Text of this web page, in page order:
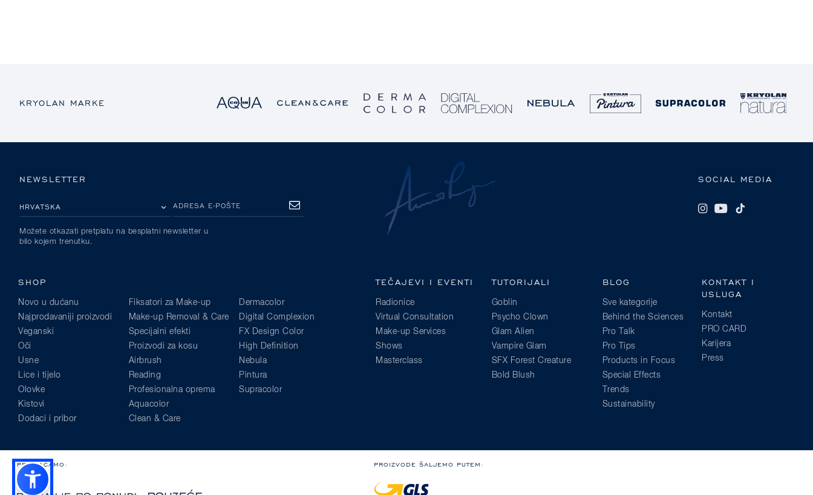
KRYOLAN MARKE
SOCIAL MEDIA
NEWSLETTER
ADRESA E-POŠTE
PRETPLATA
Možete otkazati pretplatu na besplatni newsletter u
bilo kojem trenutku.
SHOP
Novo u dućanu
Najprodavaniji proizvodi
Veganski
Oči
Usne
Lice i tijelo
Olovke
Kistovi
Dodaci i pribor
Fiksatori za Make-up
Make-up Removal & Care
Specijalni efekti
Proizvodi za kosu
Airbrush
Reading
Profesionalna oprema
Aquacolor
Clean & Care
Dermacolor
Digital Complexion
FX Design Color
High Definition
Nebula
Pintura
Supracolor
TEČAJEVI I EVENTI
Radionice
Virtual Consultation
Make-up Services
Shows
Masterclass
TUTORIJALI
Goblin
Psycho Clown
Glam Alien
Vampire Glam
SFX Forest Creature
Bold Blush
BLOG
Sve kategorije
Behind the Sciences
Pro Talk
Pro Tips
Products in Focus
Special Effects
Trends
Sustainability
KONTAKT I
USLUGA
Kontakt
PRO CARD
Karijera
Press
PRIHVAĆAMO: PROIZVODE ŠALJEMO PUTEM: